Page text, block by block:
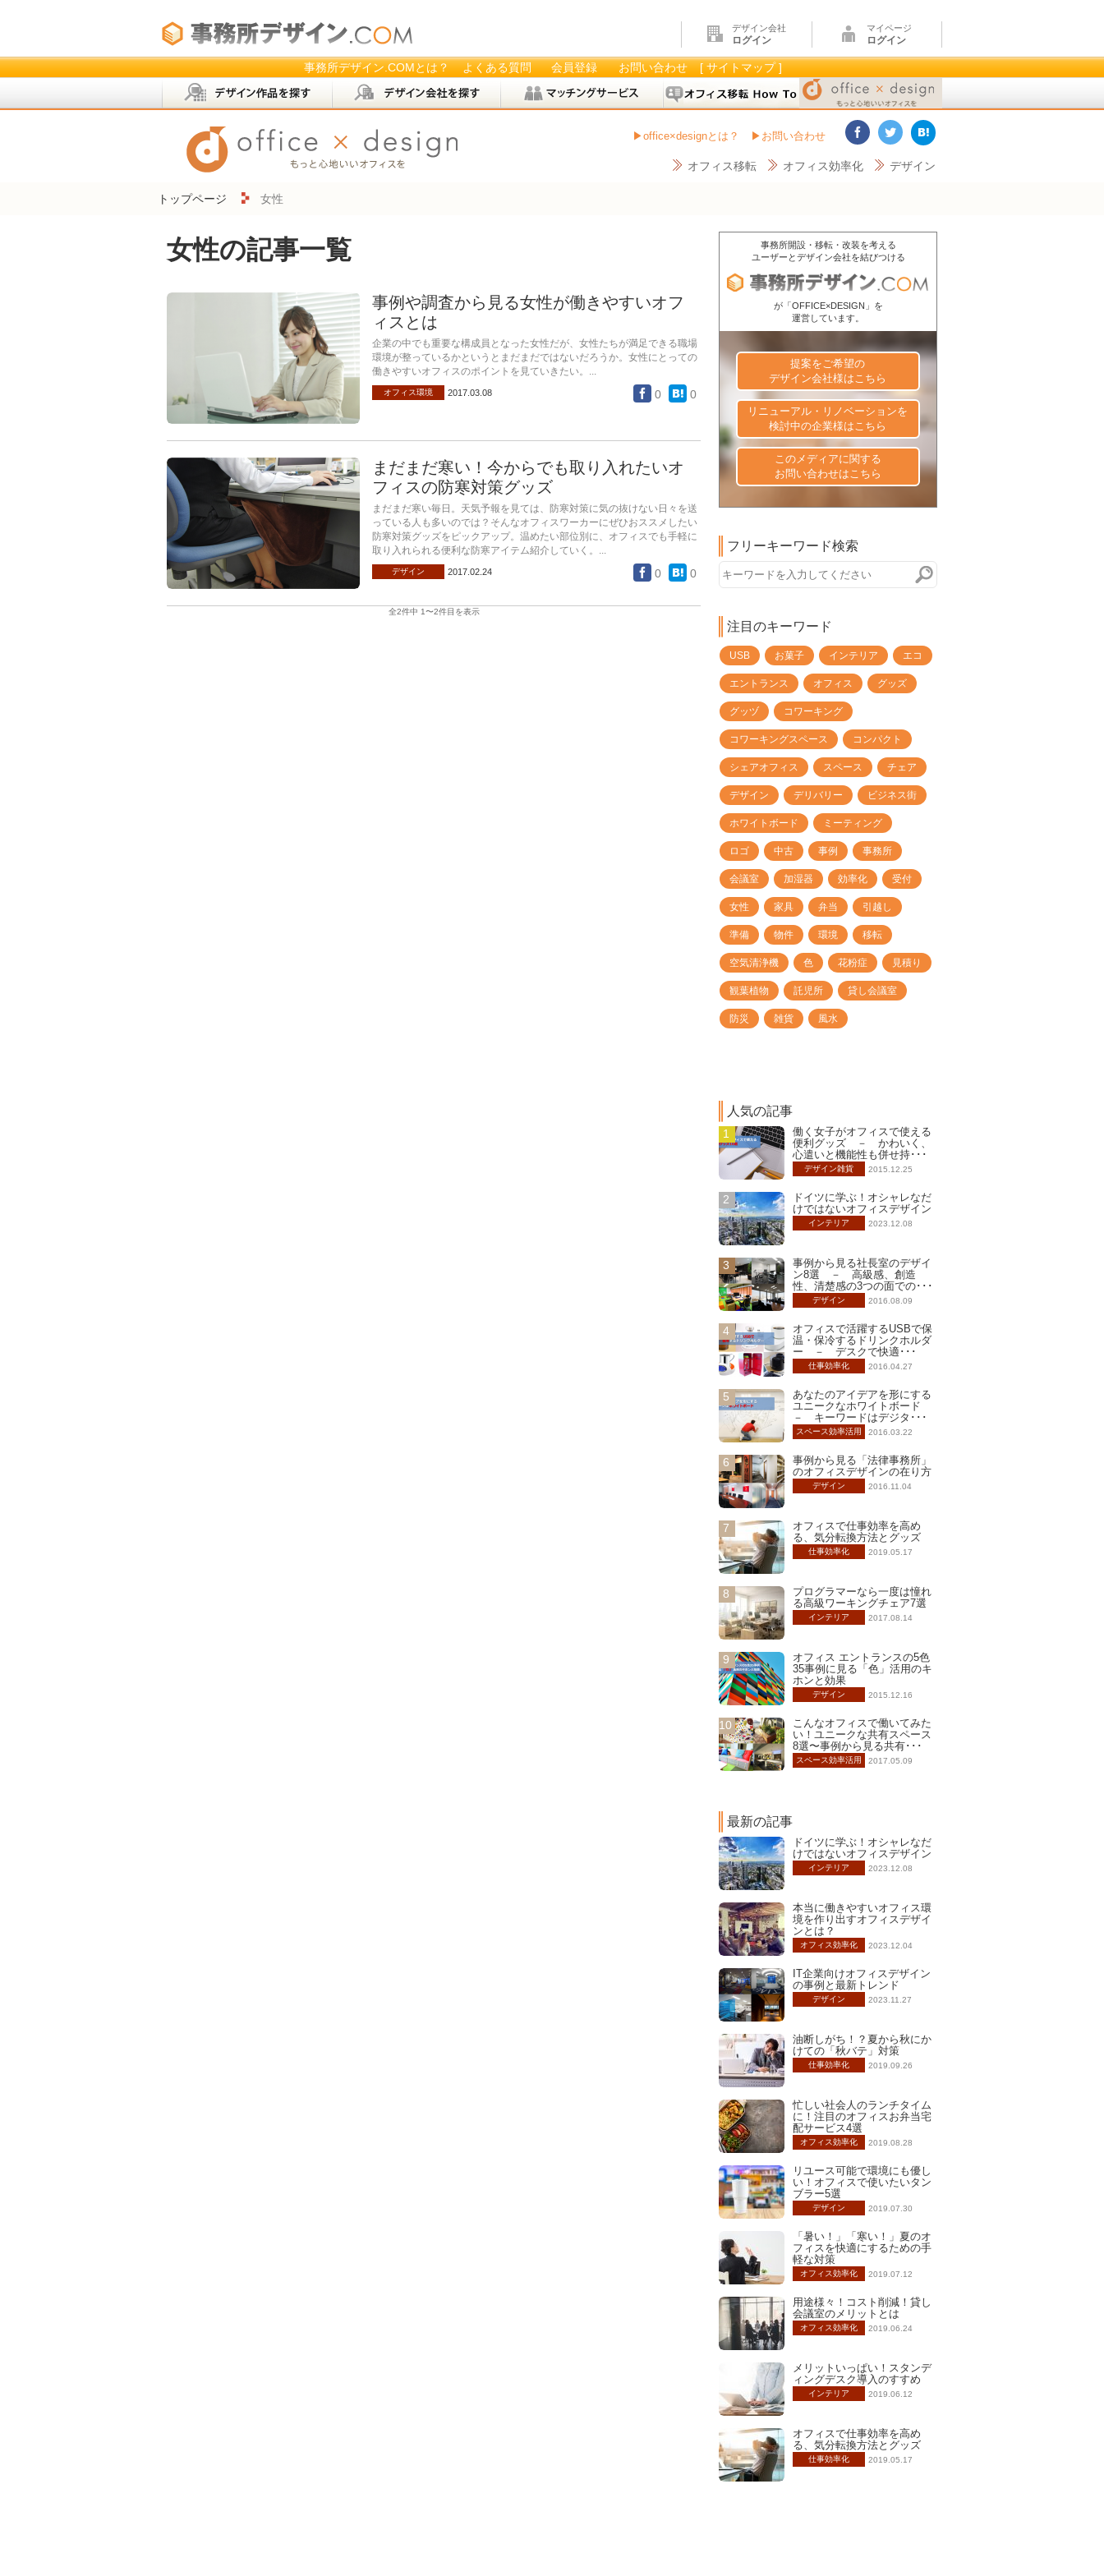
デザイン会社
ログイン
マイページ
ログイン
事務所デザイン.COMとは？ よくある質問 会員登録 お問い合わせ [ サイトマップ ]
office×designとは？ お問い合わせ
オフィス移転 オフィス効率化 デザイン
トップページ 女性
女性の記事一覧
事例や調査から見る女性が働きやすいオフ
ィスとは
企業の中でも重要な構成員となった女性だが、女性たちが満足できる職場
環境が整っているかというとまだまだではないだろうか。女性にとっての
働きやすいオフィスのポイントを見ていきたい。...
オフィス環境 2017.03.08 0 0
まだまだ寒い！今からでも取り入れたいオ
フィスの防寒対策グッズ
まだまだ寒い毎日。天気予報を見ては、防寒対策に気の抜けない日々を送
っている人も多いのでは？そんなオフィスワーカーにぜひおススメしたい
防寒対策グッズをピックアップ。温めたい部位別に、オフィスでも手軽に
取り入れられる便利な防寒アイテム紹介していく。...
デザイン 2017.02.24 0 0
全2件中 1〜2件目を表示
事務所開設・移転・改装を考える
ユーザーとデザイン会社を結びつける
が「OFFICE×DESIGN」を
運営しています。
提案をご希望の
デザイン会社様はこちら
リニューアル・リノベーションを
検討中の企業様はこちら
このメディアに関する
お問い合わせはこちら
フリーキーワード検索
注目のキーワード
USB お菓子 インテリア エコ
エントランス オフィス グッズ
グッヅ コワーキング
コワーキングスペース コンパクト
シェアオフィス スペース チェア
デザイン デリバリー ビジネス街
ホワイトボード ミーティング
ロゴ 中古 事例 事務所
会議室 加湿器 効率化 受付
女性 家具 弁当 引越し
準備 物件 環境 移転
空気清浄機 色 花粉症 見積り
観葉植物 託児所 貸し会議室
防災 雑貨 風水
人気の記事
働く女子がオフィスで使える
便利グッズ － かわいく、
心遣いと機能性も併せ持･･･
デザイン雑貨 2015.12.25
ドイツに学ぶ！オシャレなだ
けではないオフィスデザイン
インテリア 2023.12.08
事例から見る社長室のデザイ
ン8選 － 高級感、創造
性、清楚感の3つの面での･･･
デザイン 2016.08.09
オフィスで活躍するUSBで保
温・保冷するドリンクホルダ
ー － デスクで快適･･･
仕事効率化 2016.04.27
あなたのアイデアを形にする
ユニークなホワイトボード
－ キーワードはデジタ･･･
スペース効率活用 2016.03.22
事例から見る「法律事務所」
のオフィスデザインの在り方
デザイン 2016.11.04
オフィスで仕事効率を高め
る、気分転換方法とグッズ
仕事効率化 2019.05.17
プログラマーなら一度は憧れ
る高級ワーキングチェア7選
インテリア 2017.08.14
オフィス エントランスの5色
35事例に見る「色」活用のキ
ホンと効果
デザイン 2015.12.16
こんなオフィスで働いてみた
い！ユニークな共有スペース
8選〜事例から見る共有･･･
スペース効率活用 2017.05.09
最新の記事
ドイツに学ぶ！オシャレなだ
けではないオフィスデザイン
インテリア 2023.12.08
本当に働きやすいオフィス環
境を作り出すオフィスデザイ
ンとは？
オフィス効率化 2023.12.04
IT企業向けオフィスデザイン
の事例と最新トレンド
デザイン 2023.11.27
油断しがち！？夏から秋にか
けての「秋バテ」対策
仕事効率化 2019.09.26
忙しい社会人のランチタイム
に！注目のオフィスお弁当宅
配サービス4選
オフィス効率化 2019.08.28
リユース可能で環境にも優し
い！オフィスで使いたいタン
ブラー5選
デザイン 2019.07.30
「暑い！」「寒い！」夏のオ
フィスを快適にするための手
軽な対策
オフィス効率化 2019.07.12
用途様々！コスト削減！貸し
会議室のメリットとは
オフィス効率化 2019.06.24
メリットいっぱい！スタンデ
ィングデスク導入のすすめ
インテリア 2019.06.12
オフィスで仕事効率を高め
る、気分転換方法とグッズ
仕事効率化 2019.05.17